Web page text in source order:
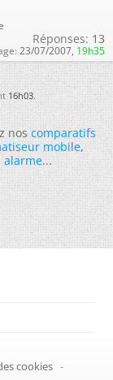
Réponses: 13
23/07/2007, 19h35
16h03.
noscomparatifs
mobile,
alarme...
cookies -